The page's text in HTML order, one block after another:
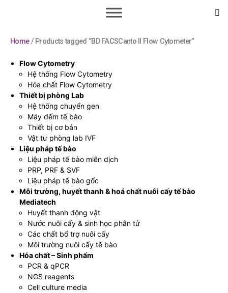
Home/ Products tagged “BD FACSCanto II Flow Cytometer”
Flow Cytometry
Hệ thống Flow Cytometry
Hóa chất Flow Cytometry
Thiết bị phòng Lab
Hệ thống chuyển gen
Máy đếm tế bào
Thiết bị cơ bản
Vật tư phòng lab IVF
Liệu pháp tế bào
Liệu pháp tế bào miễn dịch
PRP, PRF & SVF
Liệu pháp tế bào gốc
Môi trường, huyết thanh & hoá chất nuôi cấy tế bào
Mediatech
Huyết thanh động vật
Nước nuôi cấy & sinh học phân tử
Các chất bổ trợ nuôi cấy
Môi trường nuôi cấy tế bào
Hóa chất – Sinh phẩm
PCR & qPCR
NGS reagents
Cell culture media